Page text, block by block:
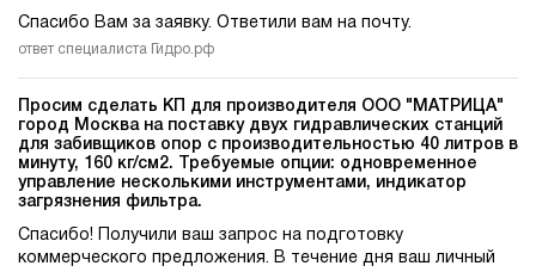
Спасибо Вам за заявку. Ответили вам на почту.
ответ специалиста Гидро.рф
Просим сделать КП для производителя ООО "МАТРИЦА"
город Москва на поставку двух гидравлических станций
для забивщиков опор c производительностью 40 литров в
минуту, 160 кг/см2. Требуемые опции: одновременное
управление несколькими инструментами, индикатор
загрязнения фильтра.
Спасибо! Получили ваш запрос на подготовку
коммерческого предложения. В течение дня ваш личный